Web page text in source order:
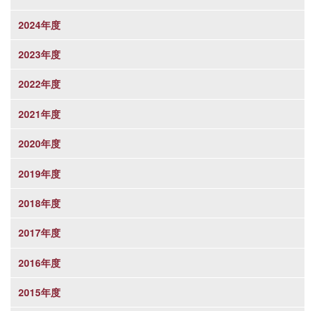
2024年度
2023年度
2022年度
2021年度
2020年度
2019年度
2018年度
2017年度
2016年度
2015年度